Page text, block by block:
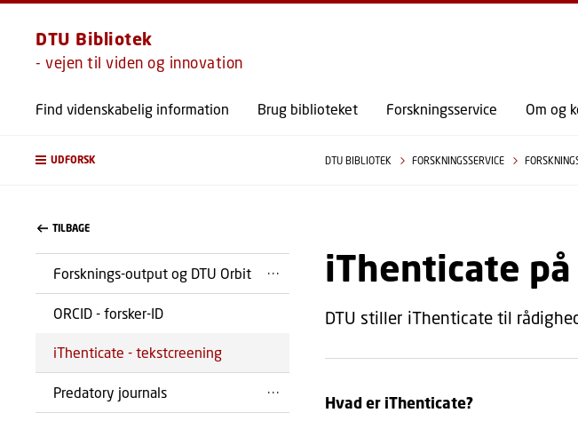
GÅ TIL PRIMÆRT
DTU Bibliotek
- vejen til viden og innovation
Find videnskabelig information Brug biblioteket Forskningsservice Om og
UDFORSK DTU BIBLIOTEK FORSKNINGSSERVICE
TILBAGE
Forsknings-output og DTU Orbit
ORCID - forsker-ID
iThenticate - tekstcreening
Predatory journals
iThenticate på
DTU stiller iThenticate til
Hvad er iThenticate?